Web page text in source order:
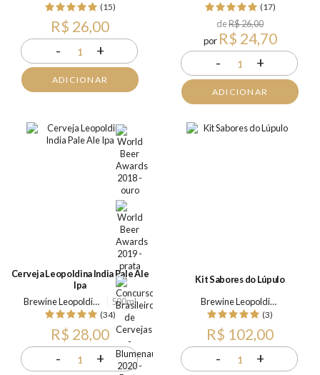
(15)
R$ 26,00
- 1 +
ADICIONAR
(17)
deR$ 26,00
por R$ 24,70
- 1 +
ADICIONAR
Cerveja Leopoldina India Pale Ale
Ipa
Brewine Leopoldina
500ml
(34)
R$ 28,00
- 1 +
Kit Sabores do Lúpulo
Brewine Leopoldina
(3)
R$ 102,00
- 1 +